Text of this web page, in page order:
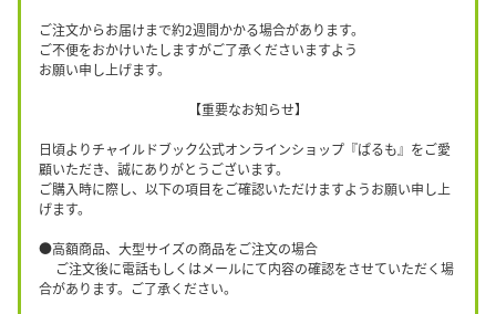
ご注文からお届けまで約2週間かかる場合があります。
ご不便をおかけいたしますがご了承くださいますよう
お願い申し上げます。
【重要なお知らせ】
日頃よりチャイルドブック公式オンラインショップ『ぱるも』をご愛
顧いただき、誠にありがとうございます。
ご購入時に際し、以下の項目をご確認いただけますようお願い申し上
げます。
●高額商品、大型サイズの商品をご注文の場合
ご注文後に電話もしくはメールにて内容の確認をさせていただく場
合があります。ご了承ください。